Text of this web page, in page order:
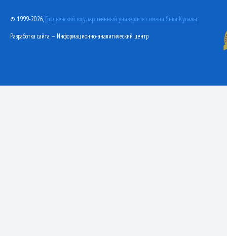
© 1999-2026, Гродненский государственный университет имени Янки Купалы
Разработка сайта — Информационно-аналитический центр